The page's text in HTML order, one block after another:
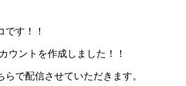
です！！
ウントを作成しました！！
で配信させていただきます。